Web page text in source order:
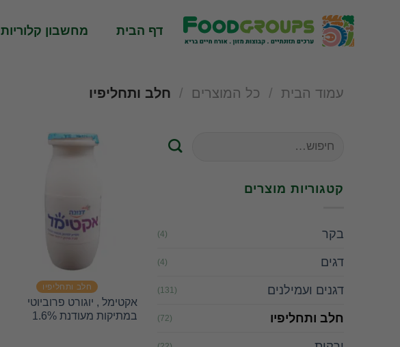
דף הבית מחשבון קלוריות
עמוד הבית / כל המוצרים / חלב ותחליפיו
חיפוש
קטגוריות מוצרים
בקר (4)
דגים (4)
דגנים ועמילנים (131)
חלב ותחליפיו (72)
חלב ותחליפיו
אקטימל , יוגורט פרוביוטי
במתיקות מעודנת 1.6%